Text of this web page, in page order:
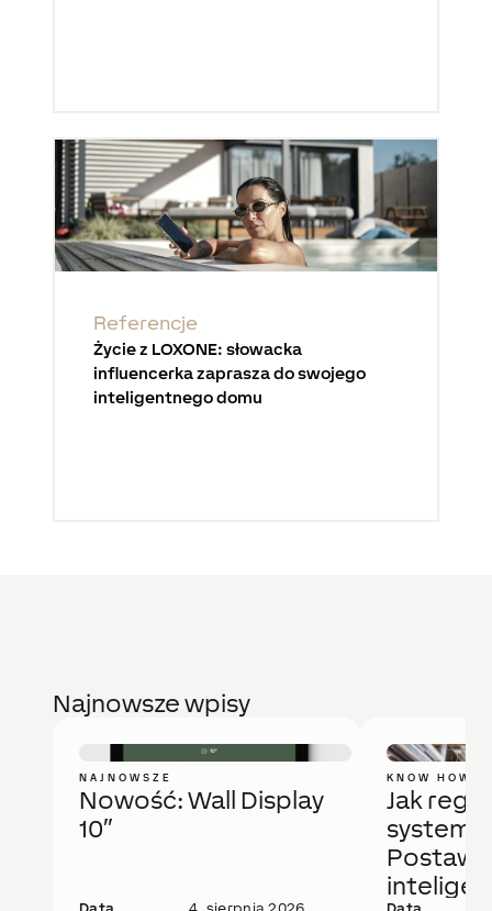
Referencje
Życie z LOXONE: słowacka
influencerka zaprasza do swojego
inteligentnego domu
Najnowsze wpisy
NAJNOWSZE
Nowość: Wall Display
10″
KNOW HOW
Jak
system
Postaw